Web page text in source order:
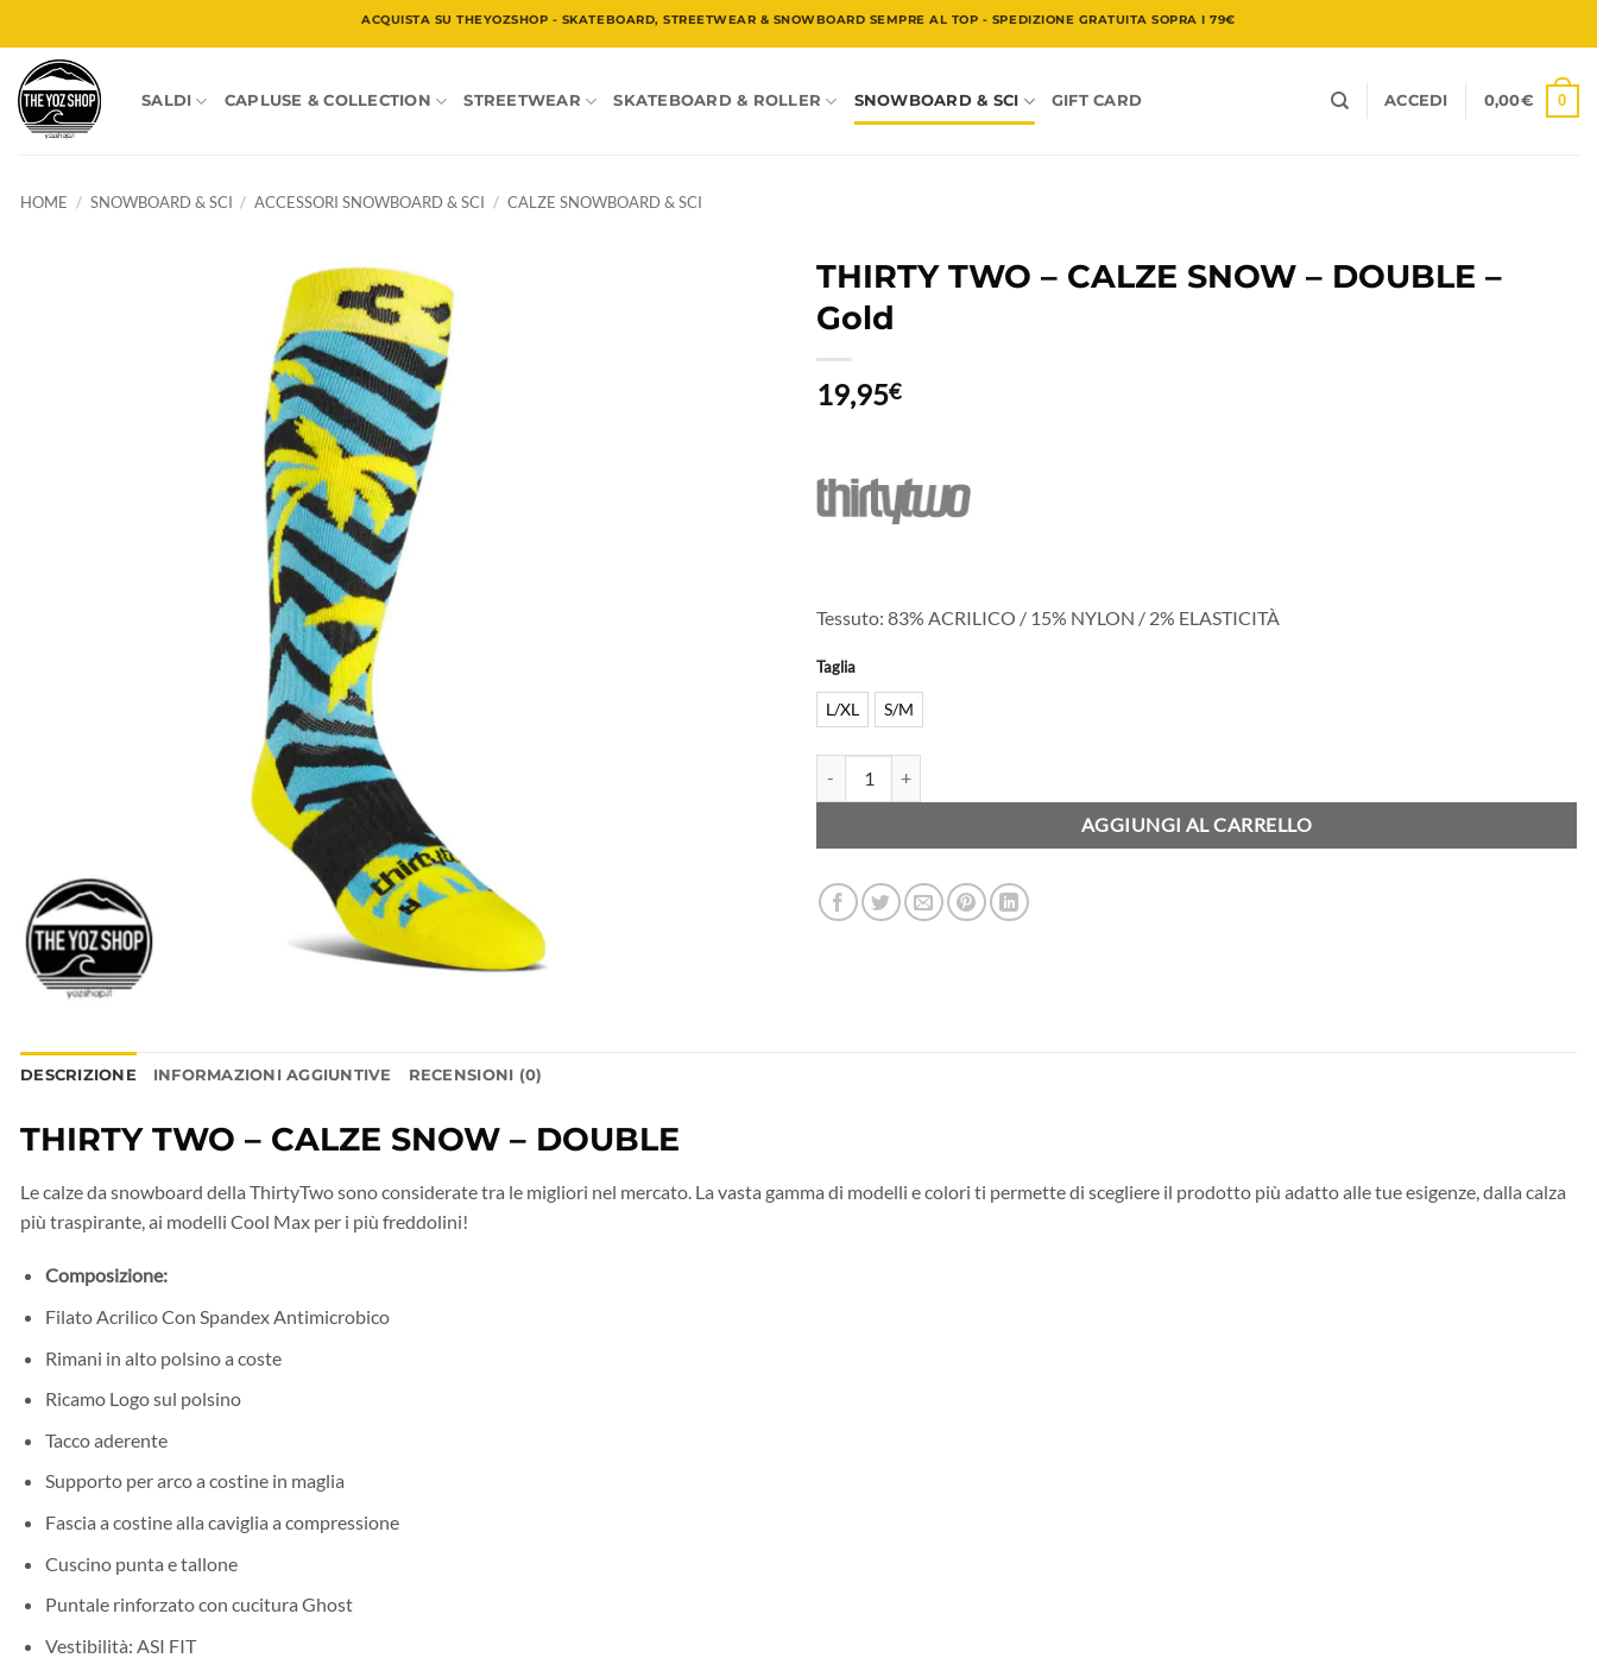
ai
contenuti
ACQUISTA SU THEYOZSHOP - SKATEBOARD, STREETWEAR & SNOWBOARD SEMPRE AL TOP - SPEDIZIONE GRATUITA SOPRA I 79€
SALDI CAPLUSE & COLLECTION STREETWEAR SKATEBOARD & ROLLER SNOWBOARD & SCI GIFT CARD ACCEDI 0,00€ 0
HOME / SNOWBOARD & SCI / ACCESSORI SNOWBOARD & SCI / CALZE SNOWBOARD & SCI
THIRTY TWO – CALZE SNOW – DOUBLE –
Gold
19,95€
Tessuto: 83% ACRILICO / 15% NYLON / 2% ELASTICITÀ
Taglia
L/XL S/M
AGGIUNGI AL CARRELLO
DESCRIZIONE INFORMAZIONI AGGIUNTIVE RECENSIONI (0)
THIRTY TWO – CALZE SNOW – DOUBLE
Le calze da snowboard della ThirtyTwo sono considerate tra le migliori nel mercato. La vasta gamma di modelli e colori ti permette di scegliere il prodotto più adatto alle tue esigenze, dalla calza
più traspirante, ai modelli Cool Max per i più freddolini!
Composizione:
Filato Acrilico Con Spandex Antimicrobico
Rimani in alto polsino a coste
Ricamo Logo sul polsino
Tacco aderente
Supporto per arco a costine in maglia
Fascia a costine alla caviglia a compressione
Cuscino punta e tallone
Puntale rinforzato con cucitura Ghost
Vestibilità: ASI FIT